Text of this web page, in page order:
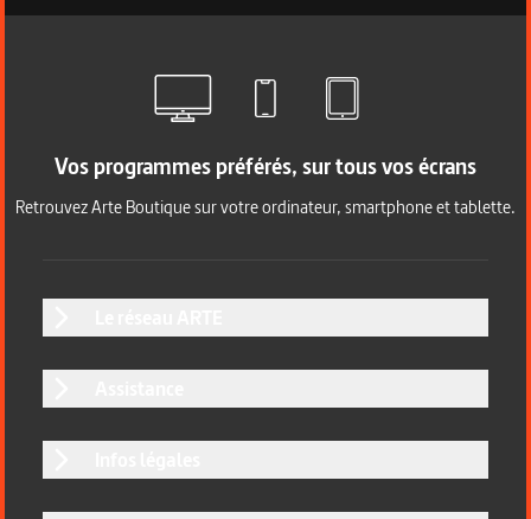
Vos programmes préférés, sur tous vos écrans
Retrouvez Arte Boutique sur votre ordinateur, smartphone et tablette.